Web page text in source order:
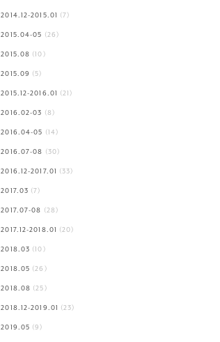
2014.12-2015.01 (7)
2015.04-05 (26)
2015.08 (10)
2015.09 (5)
2015.12-2016.01 (21)
2016.02-03 (8)
2016.04-05 (14)
2016.07-08 (30)
2016.12-2017.01 (33)
2017.03 (7)
2017.07-08 (28)
2017.12-2018.01 (20)
2018.03 (10)
2018.05 (26)
2018.08 (25)
2018.12-2019.01 (23)
2019.05 (9)